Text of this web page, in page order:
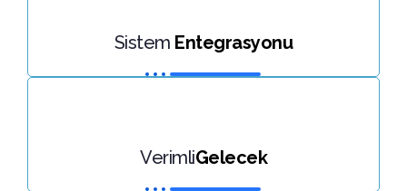
Sistem Entegrasyonu
VerimliGelecek